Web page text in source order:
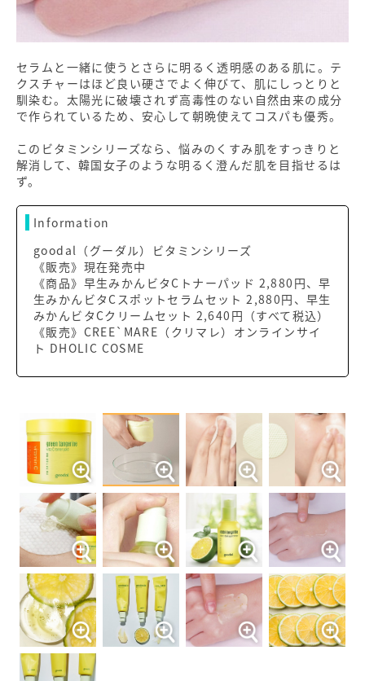
セラムと一緒に使うとさらに明るく透明感のある肌に。テ
クスチャーはほど良い硬さでよく伸びて、肌にしっとりと
馴染む。太陽光に破壊されず高毒性のない自然由来の成分
で作られているため、安心して朝晩使えてコスパも優秀。
このビタミンシリーズなら、悩みのくすみ肌をすっきりと
解消して、韓国女子のような明るく澄んだ肌を目指せるは
ず。
Information
goodal（グーダル）ビタミンシリーズ
《販売》現在発売中
《商品》早生みかんビタCトナーパッド 2,880円、早
生みかんビタCスポットセラムセット 2,880円、早生
みかんビタCクリームセット 2,640円（すべて税込）
《販売》CREE`MARE（クリマレ）オンラインサイ
ト DHOLIC COSME